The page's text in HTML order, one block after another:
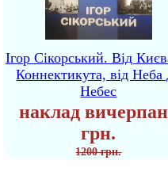
Ігор Сікорський. Від
Коннектикута, від Неба
Небес
наклад
грн.
1200 грн.